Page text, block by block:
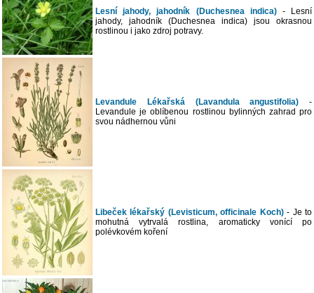
Lesní jahody, jahodník (Duchesnea indica)- Lesní
jahody, jahodník (Duchesnea indica) jsou okrasnou
rostlinou i jako zdroj potravy.
Levandule Lékařská (Lavandula angustifolia) -
Levandule je oblíbenou rostlinou bylinných zahrad pro
svou nádhernou vůni
Libeček lékařský (Levisticum, officinale Koch)- Je to
mohutná vytrvalá rostlina, aromaticky vonící po
polévkovém koření